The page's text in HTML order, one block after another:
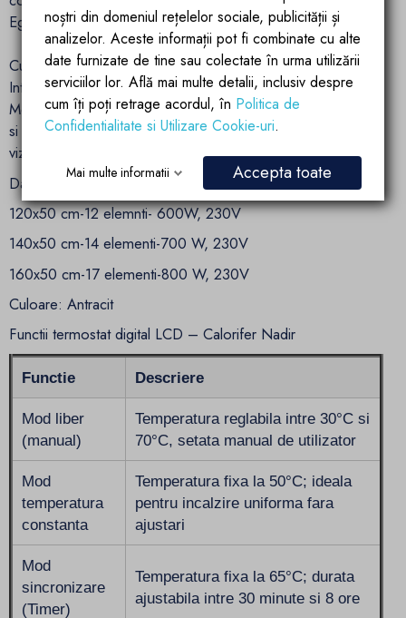
Ego Interiors – functionalitate si design premium
Cu accent pe calitate, tehnologie si estetica moderna, Ego
Interiors livreaza produse de baie fiabile si elegante.
Modelul Nadir este expresia echilibrului dintre performanta
si rafinament – ideal pentru un spatiu sanitar bine incalzit si
vizual coerent.
Date tehnice:
120x50 cm-12 elemnti- 600W, 230V
140x50 cm-14 elementi-700 W, 230V
160x50 cm-17 elementi-800 W, 230V
Culoare: Antracit
Functii termostat digital LCD – Calorifer Nadir
Functie Descriere
Mod liber
(manual)
Temperatura reglabila intre 30°C si
70°C, setata manual de utilizator
Mod
temperatura
constanta
Temperatura fixa la 50°C; ideala
pentru incalzire uniforma fara
ajustari
Mod
sincronizare
(Timer)
Temperatura fixa la 65°C; durata
ajustabila intre 30 minute si 8 ore
noștri din domeniul rețelelor sociale, publicității și
analizelor. Aceste informații pot fi combinate cu alte
date furnizate de tine sau colectate în urma utilizării
serviciilor lor. Află mai multe detalii, inclusiv despre
cum îți poți retrage acordul, în Politica de
Confidentialitate si Utilizare Cookie-uri.
Mai multe informatii Accepta toate